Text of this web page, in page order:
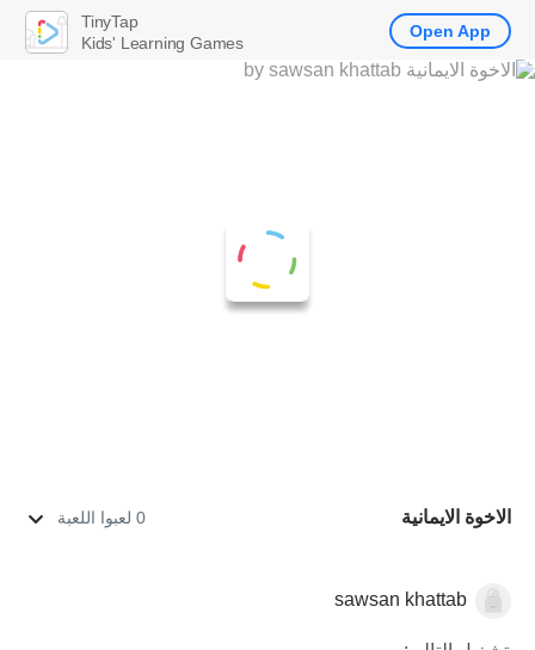
الاخوة الايمانية 0 لعبوا اللعبة
العربيةsawsan khattab
TinyTap
Kids' Learning Games
Open App